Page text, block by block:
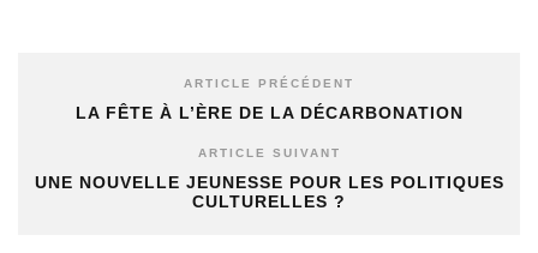
ARTICLE PRÉCÉDENT
LA FÊTE À L’ÈRE DE LA DÉCARBONATION
ARTICLE SUIVANT
UNE NOUVELLE JEUNESSE POUR LES POLITIQUES
CULTURELLES ?